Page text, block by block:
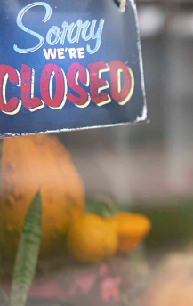
Ajouter au panier